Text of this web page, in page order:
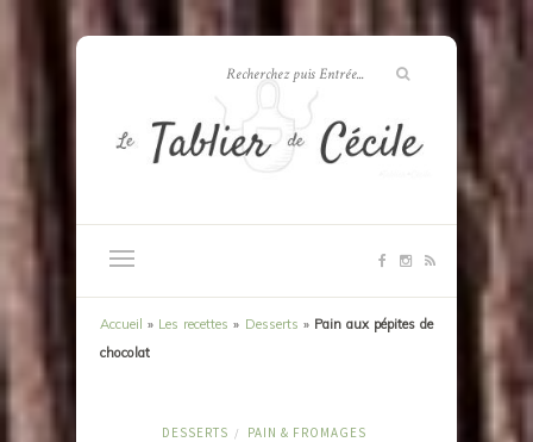
Accueil » Les recettes » Desserts » Pain aux pépites de
chocolat
DESSERTS / PAIN & FROMAGES